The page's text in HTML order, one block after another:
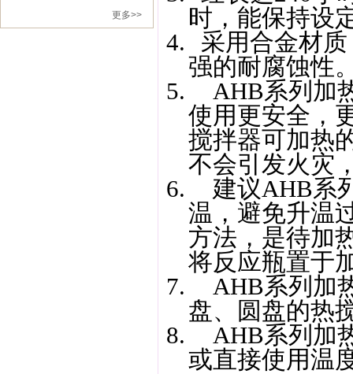
更多>>
时，能保持设
4.
采用合金材
强的耐腐蚀性
5.
AHB系列加
使用更安全，
搅拌器可加热
不会引发火灾
6.
建议AHB系
温，避免升温
方法，是待加
将反应瓶置于
7.
AHB系列加
盘、圆盘的热
8.
AHB系列加
或直接使用温